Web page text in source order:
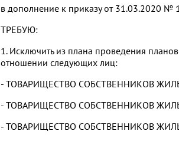
в дополнение к приказу от 31.03.2020 №
ТРЕБУЮ:
1. Исключить из плана проведения
отношении следующих лиц:
- ТОВАРИЩЕСТВО СОБСТВЕННИКОВ
- ТОВАРИЩЕСТВО СОБСТВЕННИКОВ
- ТОВАРИЩЕСТВО СОБСТВЕННИКОВ